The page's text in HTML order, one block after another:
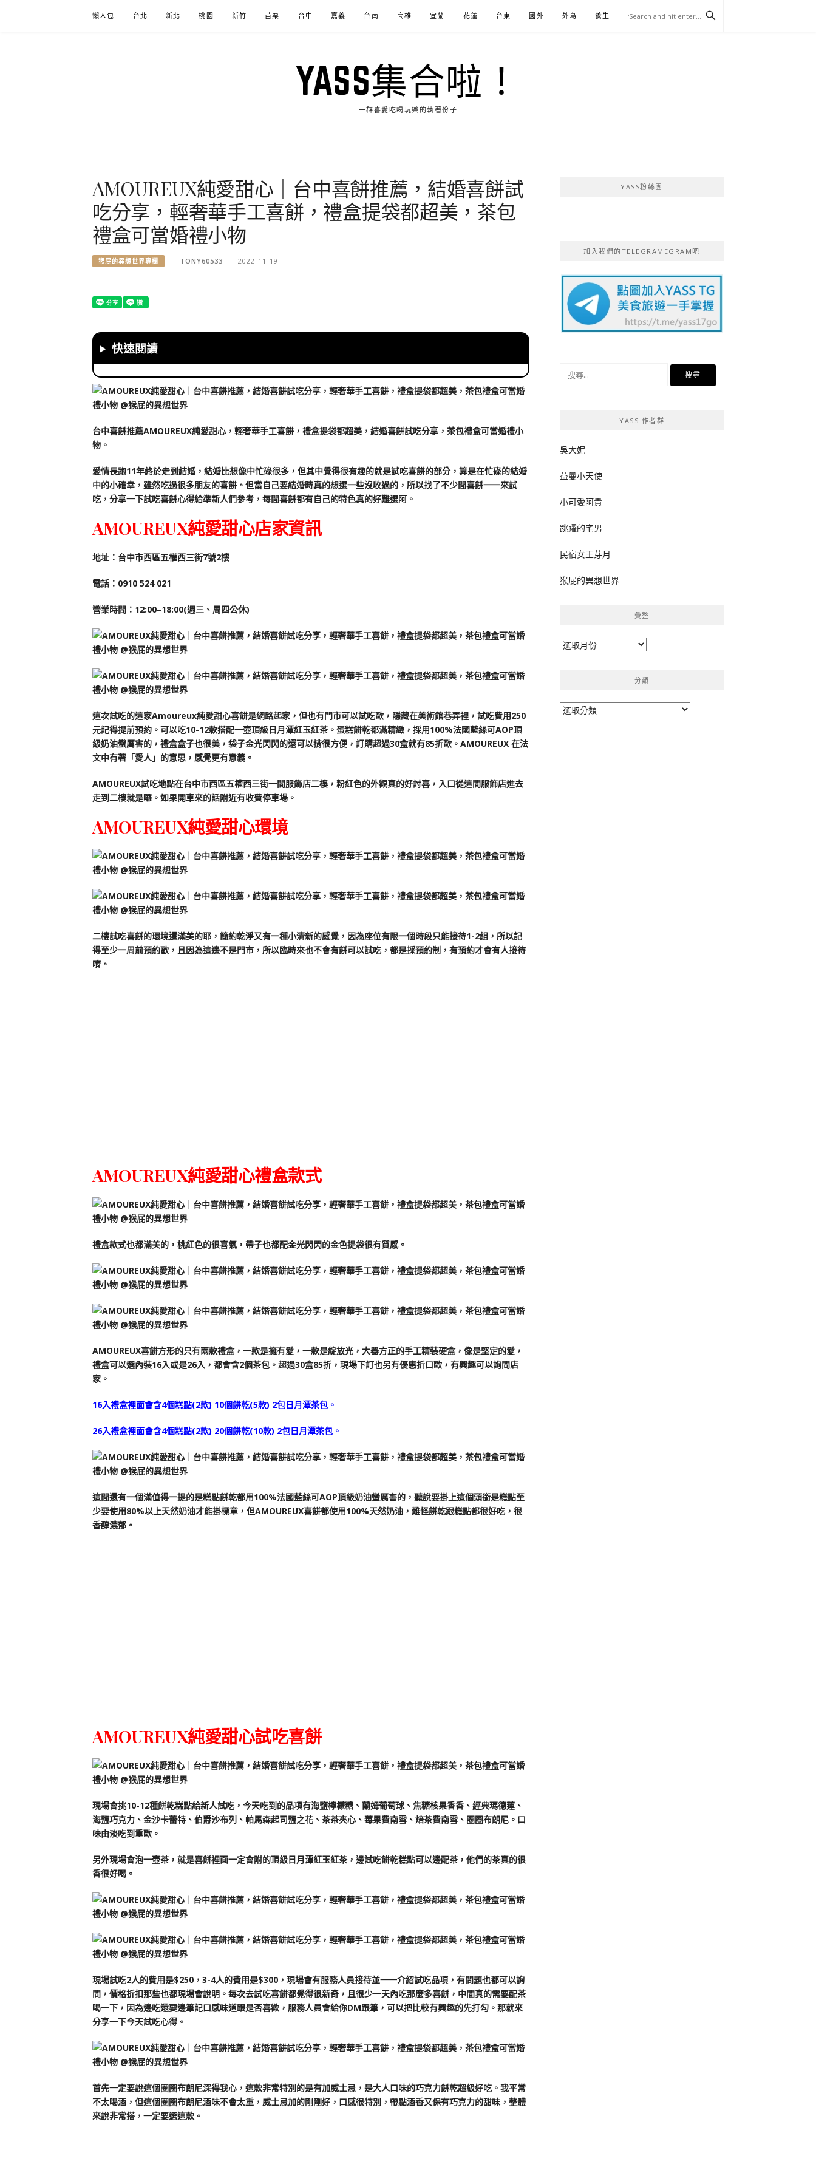
懶人包 台北 新北 桃園 新竹 苗栗 台中 嘉義 台南 高雄 宜蘭 花蓮 台東 國外 外島 養生 伴手禮
YASS集合啦！
一群喜愛吃喝玩樂的執著份子
AMOUREUX純愛甜心｜台中喜餅推薦，結婚喜餅試
吃分享，輕奢華手工喜餅，禮盒提袋都超美，茶包
禮盒可當婚禮小物
猴屁的異想世界專欄 TONY60533 2022-11-19
快速閱讀
台中喜餅推薦AMOUREUX純愛甜心，輕奢華手工喜餅，禮盒提袋都超美，結婚喜餅試吃分享，茶包禮盒可當婚禮小
物。
愛情長跑11年終於走到結婚，結婚比想像中忙碌很多，但其中覺得很有趣的就是試吃喜餅的部分，算是在忙碌的結婚
中的小確幸，雖然吃過很多朋友的喜餅。但當自己要結婚時真的想選一些沒收過的，所以找了不少間喜餅一一來試
吃，分享一下試吃喜餅心得給準新人們參考，每間喜餅都有自己的特色真的好難選阿。
AMOUREUX純愛甜心店家資訊
地址：台中市西區五權西三街7號2樓
電話：0910 524 021
營業時間：12:00–18:00(週三、周四公休)
這次試吃的這家Amoureux純愛甜心喜餅是網路起家，但也有門市可以試吃歐，隱藏在美術館巷弄裡，試吃費用250
元記得提前預約。可以吃10-12款搭配一壺頂級日月潭紅玉紅茶。蛋糕餅乾都滿精緻，採用100%法國藍絲可AOP頂
級奶油蠻厲害的，禮盒盒子也很美，袋子金光閃閃的還可以揹很方便，訂購超過30盒就有85折歐。AMOUREUX 在法
文中有著「愛人」的意思，感覺更有意義。
AMOUREUX試吃地點在台中市西區五權西三街一間服飾店二樓，粉紅色的外觀真的好討喜，入口從這間服飾店進去
走到二樓就是囉。如果開車來的話附近有收費停車場。
AMOUREUX純愛甜心環境
二樓試吃喜餅的環境還滿美的耶，簡約乾淨又有一種小清新的感覺，因為座位有限一個時段只能接待1-2組，所以記
得至少一周前預約歐，且因為這邊不是門市，所以臨時來也不會有餅可以試吃，都是採預約制，有預約才會有人接待
唷。
AMOUREUX純愛甜心禮盒款式
禮盒款式也都滿美的，桃紅色的很喜氣，帶子也都配金光閃閃的金色提袋很有質感。
AMOUREUX喜餅方形的只有兩款禮盒，一款是擁有愛，一款是綻放光，大器方正的手工精裝硬盒，像是堅定的愛，
禮盒可以選內裝16入或是26入，都會含2個茶包。超過30盒85折，現場下訂也另有優惠折口歐，有興趣可以詢問店
家。
16入禮盒裡面會含4個糕點(2款) 10個餅乾(5款) 2包日月潭茶包 。
26入禮盒裡面會含4個糕點(2款) 20個餅乾(10款) 2包日月潭茶包。
這間還有一個滿值得一提的是糕點餅乾都用100%法國藍絲可AOP頂級奶油蠻厲害的，聽說要掛上這個頭銜是糕點至
少要使用80%以上天然奶油才能掛標章，但AMOUREUX喜餅都使用100%天然奶油，難怪餅乾跟糕點都很好吃，很
香醇濃郁。
AMOUREUX純愛甜心試吃喜餅
現場會挑10-12種餅乾糕點給新人試吃，今天吃到的品項有海鹽檸檬糖、蘭姆葡萄球、焦糖核果香香、經典瑪德蓮、
海鹽巧克力、金沙卡蕾特、伯爵沙布列、帕馬森起司鹽之花、茶茶夾心、莓果費南雪、焙茶費南雪、圈圈布朗尼。口
味由淡吃到重歐。
另外現場會泡一壺茶，就是喜餅裡面一定會附的頂級日月潭紅玉紅茶，邊試吃餅乾糕點可以邊配茶，他們的茶真的很
香很好喝。
現場試吃2人的費用是$250，3-4人的費用是$300，現場會有服務人員接待並一一介紹試吃品項，有問題也都可以詢
問，價格折扣那些也都現場會說明。每次去試吃喜餅都覺得很新奇，且很少一天內吃那麼多喜餅，中間真的需要配茶
喝一下，因為邊吃還要邊筆記口感味道跟是否喜歡，服務人員會給你DM跟筆，可以把比較有興趣的先打勾。那就來
分享一下今天試吃心得。
首先一定要說這個圈圈布朗尼深得我心，這款非常特別的是有加威士忌，是大人口味的巧克力餅乾超級好吃。我平常
不太喝酒，但這個圈圈布朗尼酒味不會太重，威士忌加的剛剛好，口感很特別，帶點酒香又保有巧克力的甜味，整體
來說非常搭，一定要選這款。
YASS粉絲團
加入我們的TELEGRAMEGRAM吧
YASS 作者群
吳大妮
益曼小天使
小可愛阿貴
跳躍的宅男
民宿女王芽月
猴屁的異想世界
彙整
彙
分類
分